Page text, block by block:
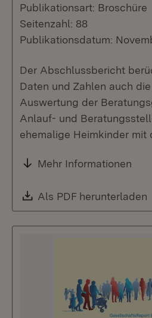
Publikationsart: Broschüre
Seitenzahl: 88
Publikationsdatum:
Der Abschlussbericht
Daten und Zahlen auch
Auswertung der
Anlauf- und
ehemalige Heimkinder mit
Mehr Informationen
Download:
Als PDF herunterladen